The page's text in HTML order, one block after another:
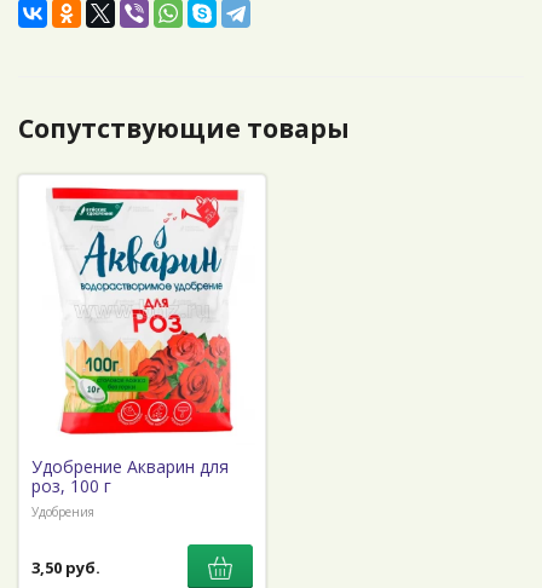
Сопутствующие товары
Удобрение Акварин для
роз, 100 г
Удобрения
3,50 руб.